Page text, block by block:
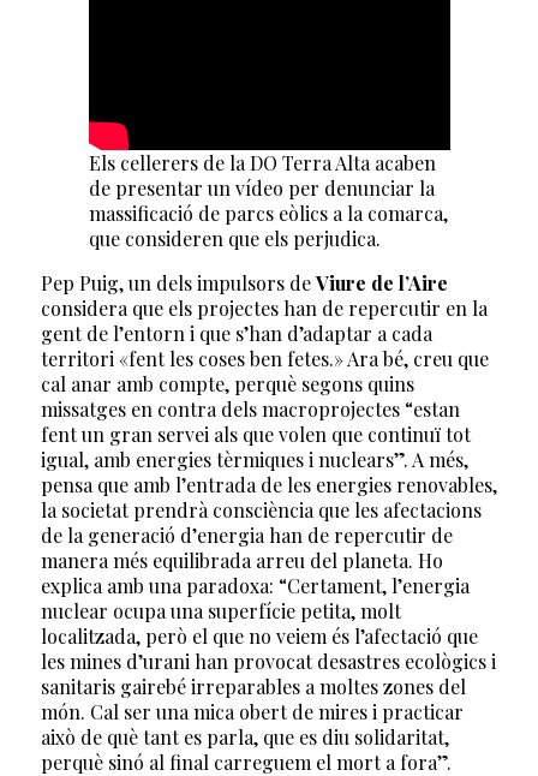
Els cellerers de la DO Terra Alta acaben
de presentar un vídeo per denunciar la
massificació de parcs eòlics a la comarca,
que consideren que els perjudica.
Pep Puig, un dels impulsors deViure de l’Aire
considera que els projectes han de repercutir en la
gent de l’entorn i que s’han d’adaptar a cada
territori «fent les coses ben fetes.» Ara bé, creu que
cal anar amb compte, perquè segons quins
missatges en contra dels macroprojectes “estan
fent un gran servei als que volen que continuï tot
igual, amb energies tèrmiques i nuclears”. A més,
pensa que amb l’entrada de les energies renovables,
la societat prendrà consciència que les afectacions
de la generació d’energia han de repercutir de
manera més equilibrada arreu del planeta. Ho
explica amb una paradoxa: “Certament, l’energia
nuclear ocupa una superfície petita, molt
localitzada, però el que no veiem és l’afectació que
les mines d’urani han provocat desastres ecològics i
sanitaris gairebé irreparables a moltes zones del
món. Cal ser una mica obert de mires i practicar
això de què tant es parla, que es diu solidaritat,
perquè sinó al final carreguem el mort a fora”.